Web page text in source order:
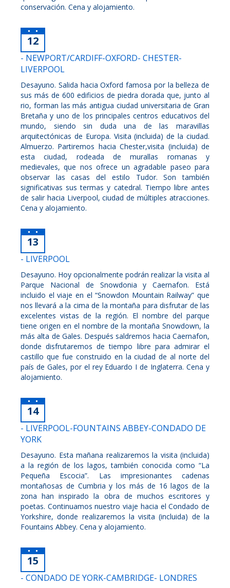
conservación. Cena y alojamiento.
12
- NEWPORT/CARDIFF-OXFORD- CHESTER-
LIVERPOOL
Desayuno. Salida hacia Oxford famosa por la belleza de
sus más de 600 edificios de piedra dorada que, junto al
rio, forman las más antigua ciudad universitaria de Gran
Bretaña y uno de los principales centros educativos del
mundo, siendo sin duda una de las maravillas
arquitectónicas de Europa. Visita (incluida) de la ciudad.
Almuerzo. Partiremos hacia Chester,visita (incluida) de
esta ciudad, rodeada de murallas romanas y
medievales, que nos ofrece un agradable paseo para
observar las casas del estilo Tudor. Son también
significativas sus termas y catedral. Tiempo libre antes
de salir hacia Liverpool, ciudad de múltiples atracciones.
Cena y alojamiento.
13
- LIVERPOOL
Desayuno. Hoy opcionalmente podrán realizar la visita al
Parque Nacional de Snowdonia y Caernafon. Está
incluido el viaje en el “Snowdon Mountain Railway” que
nos llevará a la cima de la montaña para disfrutar de las
excelentes vistas de la región. El nombre del parque
tiene origen en el nombre de la montaña Snowdown, la
más alta de Gales. Después saldremos hacia Caernafon,
donde disfrutaremos de tiempo libre para admirar el
castillo que fue construido en la ciudad de al norte del
país de Gales, por el rey Eduardo I de Inglaterra. Cena y
alojamiento.
14
- LIVERPOOL-FOUNTAINS ABBEY-CONDADO DE
YORK
Desayuno. Esta mañana realizaremos la visita (incluida)
a la región de los lagos, también conocida como “La
Pequeña Escocia”. Las impresionantes cadenas
montañosas de Cumbria y los más de 16 lagos de la
zona han inspirado la obra de muchos escritores y
poetas. Continuamos nuestro viaje hacia el Condado de
Yorkshire, donde realizaremos la visita (incluida) de la
Fountains Abbey. Cena y alojamiento.
15
- CONDADO DE YORK-CAMBRIDGE- LONDRES